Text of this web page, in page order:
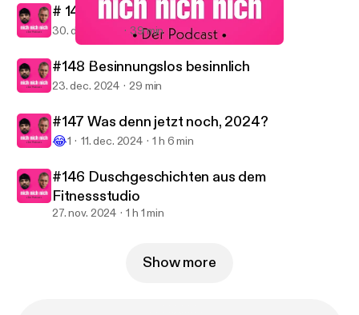
nich nich nich.
# 149 Trotzdem optimistisch
30. dec. 2024 39 min
#148 Besinnungslos besinnlich
23. dec. 2024 29 min
#147 Was denn jetzt noch, 2024?
😂1 11. dec. 2024 1 h 6 min
#146 Duschgeschichten aus dem
Fitnessstudio
27. nov. 2024 1 h 1 min
Show more